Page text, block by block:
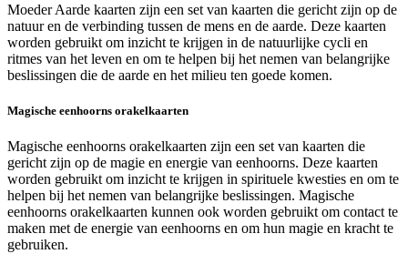
Moeder Aarde kaarten zijn een set van kaarten die gericht zijn op de
natuur en de verbinding tussen de mens en de aarde. Deze kaarten
worden gebruikt om inzicht te krijgen in de natuurlijke cycli en
ritmes van het leven en om te helpen bij het nemen van belangrijke
beslissingen die de aarde en het milieu ten goede komen.
Magische eenhoorns orakelkaarten
Magische eenhoorns orakelkaarten zijn een set van kaarten die
gericht zijn op de magie en energie van eenhoorns. Deze kaarten
worden gebruikt om inzicht te krijgen in spirituele kwesties en om te
helpen bij het nemen van belangrijke beslissingen. Magische
eenhoorns orakelkaarten kunnen ook worden gebruikt om contact te
maken met de energie van eenhoorns en om hun magie en kracht te
gebruiken.